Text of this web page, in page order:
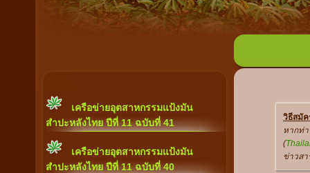
เครือข่ายอุตสาหกรรมแป้งมัน
สำปะหลังไทย ปีที่ 11 ฉบับที่ 41
เครือข่ายอุตสาหกรรมแป้งมัน
สำปะหลังไทย ปีที่ 11 ฉบับที่ 40
วิธีสมัค
หากท่
(
ข่าวสา